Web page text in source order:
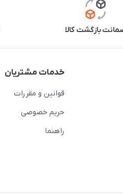
بازگشت کالا
خدمات مشتریان
قوانین و مقررات
حریم خصوصی
راهنما